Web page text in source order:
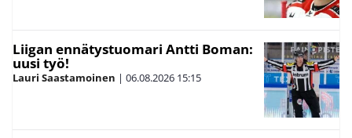
Liigan ennätystuomari Antti Boman:
uusi työ!
Lauri Saastamoinen | 06.08.2026 15:15